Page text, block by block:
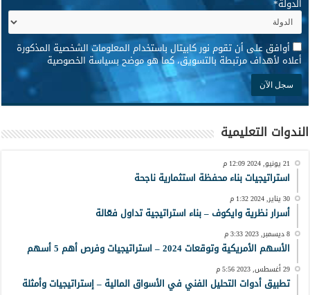
الدولة*
* أوافق على أن تقوم نور كابيتال باستخدام المعلومات الشخصية المذكورة
أعلاه لأهداف مرتبطة بالتسويق، كما هو موضح بسياسة الخصوصية
الندوات التعليمية
21 يونيو, 2024 12:09 م
استراتيجيات بناء محفظة استثمارية ناجحة
30 يناير, 2024 1:32 م
أسرار نظرية وايكوف – بناء استراتيجية تداول فعّالة
8 ديسمبر, 2023 3:33 م
الأسهم الأمريكية وتوقعات 2024 – استراتيجيات وفرص أهم 5 أسهم
29 أغسطس, 2023 5:56 م
تطبيق أدوات التحليل الفني في الأسواق المالية – إستراتيجيات وأمثلة